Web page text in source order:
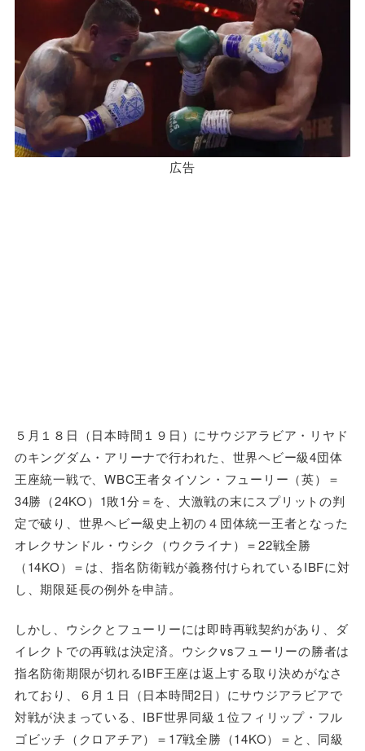
広告
５月１８日（日本時間１９日）にサウジアラビア・リヤド
のキングダム・アリーナで行われた、世界ヘビー級4団体
王座統一戦で、WBC王者タイソン・フューリー（英）＝
34勝（24KO）1敗1分＝を、大激戦の末にスプリットの判
定で破り、世界ヘビー級史上初の４団体統一王者となった
オレクサンドル・ウシク（ウクライナ）＝22戦全勝
（14KO）＝は、指名防衛戦が義務付けられているIBFに対
し、期限延長の例外を申請。
しかし、ウシクとフューリーには即時再戦契約があり、ダ
イレクトでの再戦は決定済。ウシクvsフューリーの勝者は
指名防衛期限が切れるIBF王座は返上する取り決めがなさ
れており、６月１日（日本時間2日）にサウジアラビアで
対戦が決まっている、IBF世界同級１位フィリップ・フル
ゴビッチ（クロアチア）＝17戦全勝（14KO）＝と、同級